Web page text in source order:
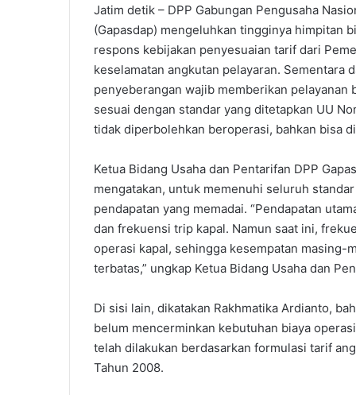
Jatim detik – DPP Gabungan Pengusaha
(Gapasdap) mengeluhkan tingginya himpitan
respons kebijakan penyesuaian tarif dari
keselamatan angkutan pelayaran. Sementara
penyeberangan wajib memberikan pelayanan
sesuai dengan standar yang ditetapkan UU
tidak diperbolehkan beroperasi, bahkan bisa
Ketua Bidang Usaha dan Pentarifan DPP
mengatakan, untuk memenuhi seluruh
pendapatan yang memadai. “Pendapatan
dan frekuensi trip kapal. Namun saat ini,
operasi kapal, sehingga kesempatan masing-
terbatas,” ungkap Ketua Bidang Usaha dan
Di sisi lain, dikatakan Rakhmatika Ardianto,
belum mencerminkan kebutuhan biaya
telah dilakukan berdasarkan formulasi tarif
Tahun 2008.